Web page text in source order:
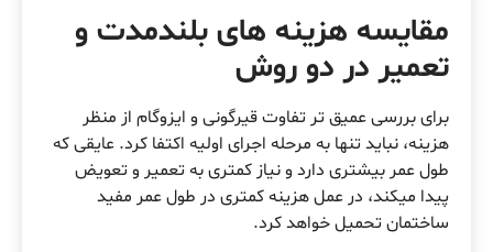
مقایسه هزینه های بلندمدت و
تعمیر در دو روش
برای بررسی عمیق تر تفاوت قیرگونی و ایزوگام از منظر
هزینه، نباید تنها به مرحله اجرای اولیه اکتفا کرد. عایقی که
طول عمر بیشتری دارد و نیاز کمتری به تعمیر و تعویض
پیدا میکند، در عمل هزینه کمتری در طول عمر مفید
ساختمان تحمیل خواهد کرد.